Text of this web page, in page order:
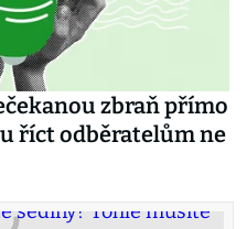
zbraň přímo
říct odběratelům ne